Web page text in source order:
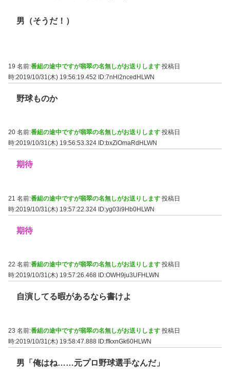
男（そうだ！）
19 名前:番組の途中ですが翡翠の名無しがお送りします 投稿日
時:2019/10/31(木) 19:56:19.452 ID:7nHl2ncedHLWN
野球ものか
20 名前:番組の途中ですが翡翠の名無しがお送りします 投稿日
時:2019/10/31(木) 19:56:53.324 ID:bxZiOmaRdHLWN
期待
21 名前:番組の途中ですが翡翠の名無しがお送りします 投稿日
時:2019/10/31(木) 19:57:22.324 ID:yg03i9Hb0HLWN
期待
22 名前:番組の途中ですが翡翠の名無しがお送りします 投稿日
時:2019/10/31(木) 19:57:26.468 ID:OWH9ju3UFHLWN
自演してる暇があるなら書けよ
23 名前:番組の途中ですが翡翠の名無しがお送りします 投稿日
時:2019/10/31(木) 19:58:47.888 ID:ffkxnGk60HLWN
男「俺はね……元プロ野球選手なんだ」